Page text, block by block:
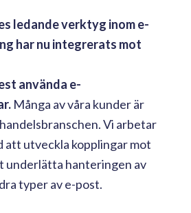
ledande verktyg inom e-
har nu integrerats mot
använda e-
Många av våra kunder är
Vi arbetar
att utveckla kopplingar mot
underlätta hanteringen av
typer av e-post.